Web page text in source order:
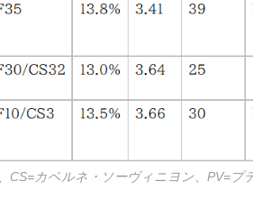
CS=カベルネ・ソーヴィニヨン、PV=